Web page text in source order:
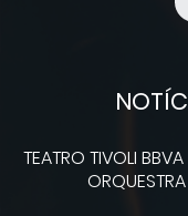
TEATRO TIVOLI